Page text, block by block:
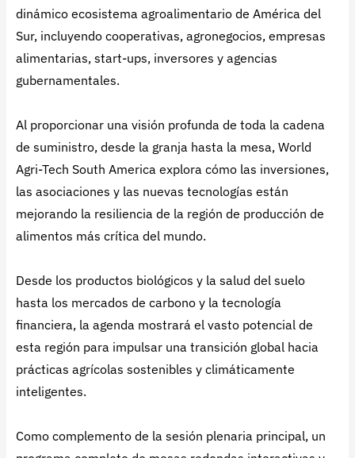
dinámico ecosistema agroalimentario de América del
Sur, incluyendo cooperativas, agronegocios, empresas
alimentarias, start-ups, inversores y agencias
gubernamentales.
Al proporcionar una visión profunda de toda la cadena
de suministro, desde la granja hasta la mesa, World
Agri-Tech South America explora cómo las inversiones,
las asociaciones y las nuevas tecnologías están
mejorando la resiliencia de la región de producción de
alimentos más crítica del mundo.
Desde los productos biológicos y la salud del suelo
hasta los mercados de carbono y la tecnología
financiera, la agenda mostrará el vasto potencial de
esta región para impulsar una transición global hacia
prácticas agrícolas sostenibles y climáticamente
inteligentes.
Como complemento de la sesión plenaria principal, un